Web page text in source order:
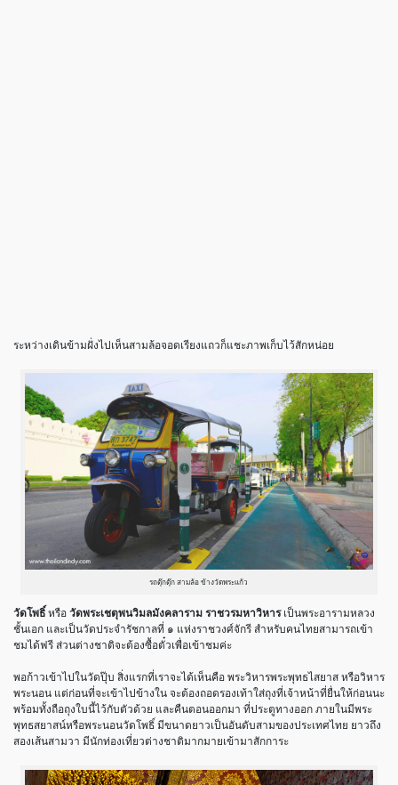
ระหว่างเดินข้ามฝั่งไปเห็นสามล้อจอดเรียงแถวก็แชะภาพเก็บไว้สักหน่อย
รถตุ๊กตุ๊ก สามล้อ ข้างวัดพระแก้ว
วัดโพธิ์ หรือ วัดพระเชตุพนวิมลมังคลาราม ราชวรมหาวิหารเป็นพระอารามหลวง
ชั้นเอก และเป็นวัดประจำรัชกาลที่ ๑ แห่งราชวงศ์จักรี สำหรับคนไทยสามารถเข้า
ชมได้ฟรี ส่วนต่างชาติจะต้องซื้อตั๋วเพื่อเข้าชมค่ะ
พอก้าวเข้าไปในวัดปุ๊บ สิ่งแรกที่เราจะได้เห็นคือ พระวิหารพระพุทธไสยาส หรือวิหาร
พระนอน แต่ก่อนที่จะเข้าไปข้างใน จะต้องถอดรองเท้าใส่ถุงที่เจ้าหน้าที่ยื่นให้ก่อนนะ
พร้อมทั้งถือถุงใบนี้ไว้กับตัวด้วย และคืนตอนออกมา ที่ประตูทางออก ภายในมีพระ
พุทธสยาสน์หรือพระนอนวัดโพธิ์ มีขนาดยาวเป็นอันดับสามของประเทศไทย ยาวถึง
สองเส้นสามวา มีนักท่องเที่ยวต่างชาติมากมายเข้ามาสักการะ